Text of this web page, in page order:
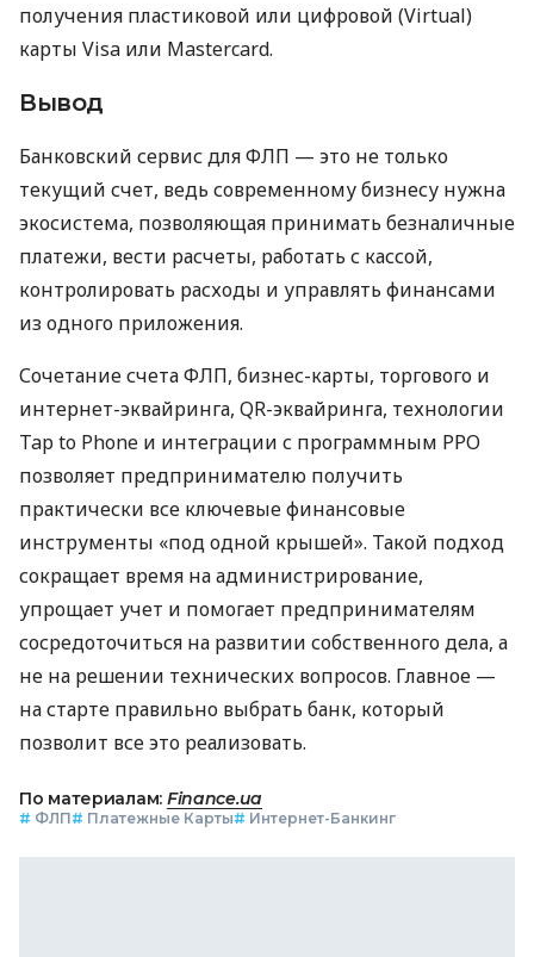
получения пластиковой или цифровой (Virtual)
карты Visa или Mastercard.
Вывод
Банковский сервис для ФЛП — это не только
текущий счет, ведь современному бизнесу нужна
экосистема, позволяющая принимать безналичные
платежи, вести расчеты, работать с кассой,
контролировать расходы и управлять финансами
из одного приложения.
Сочетание счета ФЛП, бизнес-карты, торгового и
интернет-эквайринга, QR-эквайринга, технологии
Tap to Phone и интеграции с программным РРО
позволяет предпринимателю получить
практически все ключевые финансовые
инструменты «под одной крышей». Такой подход
сокращает время на администрирование,
упрощает учет и помогает предпринимателям
сосредоточиться на развитии собственного дела, а
не на решении технических вопросов. Главное —
на старте правильно выбрать банк, который
позволит все это реализовать.
По материалам: Finance.ua
# ФЛП# Платежные Карты# Интернет-Банкинг